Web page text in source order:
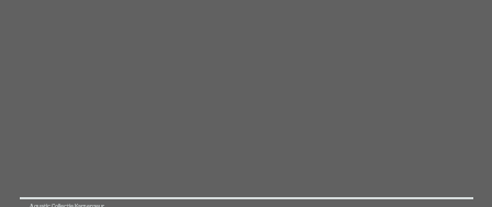
Aquatic Collectie Kamergeur